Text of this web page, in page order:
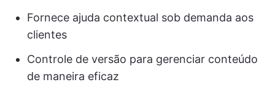
Fornece ajuda contextual sob demanda aos
clientes
Controle de versão para gerenciar conteúdo
de maneira eficaz